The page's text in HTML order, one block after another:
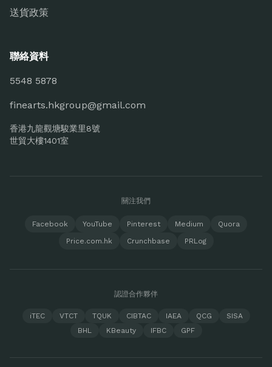
送貨政策
聯絡資料
5548 5878
finearts.hkgroup@gmail.com
香港九龍觀塘駿業里8號
世貿大樓1401室
關注我們
Facebook YouTube Pinterest Medium
Quora
Price.com.hk
Crunchbase PRLog
認證合作夥伴
iTEC VTCT TQUK CIBTAC IAEA QCG
SISA
BHL
KBeauty IFBC GPF